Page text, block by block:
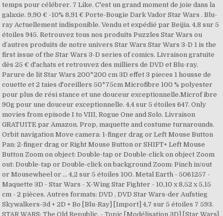
temps pour célébrer. 7 Like. C'est un grand moment de joie dans la
galaxie. 9,90 € -10% 8,91 € Porte-Bougie Dark Vador Star Wars . Blu-
ray Actuellement indisponible. Vendu et expédié par Beijia. 4,8 sur 5
étoiles 945. Retrouvez tous nos produits Puzzles Star Wars ou
d’autres produits de notre univers Star Wars Star Wars 3-D 1 is the
first issue of the Star Wars 3-D series of comics. Livraison gratuite
dès 25 € d'achats et retrouvez des milliers de DVD et Blu-ray.
Parure de lit Star Wars 200*200 cm 3D effet 3 pieces 1 housse de
couette et 2 taies d'oreillers 50*75cm Microfibre 100 % polyester
pour plus de rési stance et une douceur exceptionnelle.Microf ibre
90g pour une douceur exceptionnelle. 4,4 sur 5 étoiles 647. Only
movies from episode I to VIII, Rogue One and Solo. Livraison
GRATUITE par Amazon. Prop, maquette and costume turnarounds.
Orbit navigation Move camera: 1-finger drag or Left Mouse Button
Pan: 2-finger drag or Right Mouse Button or SHIFT+ Left Mouse
Button Zoom on object: Double-tap or Double-click on object Zoom
out: Double-tap or Double-click on background Zoom: Pinch in/out
or Mousewheel or … 4,2 sur 5 étoiles 100. Metal Earth - 5061257 -
Maquette 3D - Star Wars - X-Wing Star Fighter - 10,10 x 8,52 x 5,15
cm - 2 pièces. Autres formats: DVD , DVD Star Wars-der Aufstieg
Skywalkers-3d + 2D + Bo [Blu-Ray] [Import] 4,7 sur 5 étoiles 7 593.
STAR WARS: The Old Republic. - Topic [Modélisation 3D] [Star Wars]